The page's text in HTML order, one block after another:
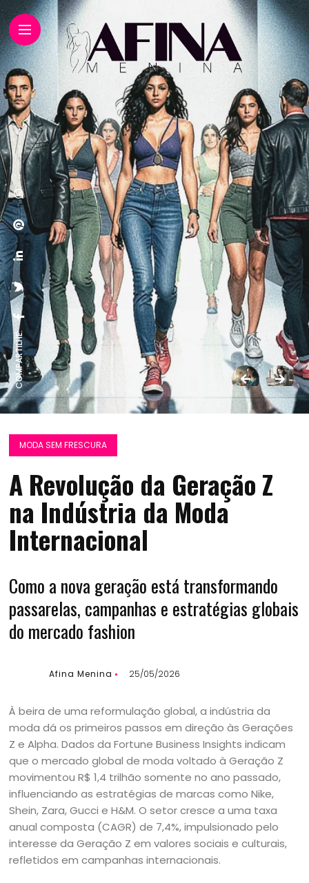
COMPARTILHE:
MODA SEM FRESCURA
A Revolução da Geração Z
na Indústria da Moda
Internacional
Como a nova geração está transformando
passarelas, campanhas e estratégias globais
do mercado fashion
Afina Menina 25/05/2026
À beira de uma reformulação global, a indústria da
moda dá os primeiros passos em direção às Gerações
Z e Alpha. Dados da Fortune Business Insights indicam
que o mercado global de moda voltado à Geração Z
movimentou R$ 1,4 trilhão somente no ano passado,
influenciando as estratégias de marcas como Nike,
Shein, Zara, Gucci e H&M. O setor cresce a uma taxa
anual composta (CAGR) de 7,4%, impulsionado pelo
interesse da Geração Z em valores sociais e culturais,
refletidos em campanhas internacionais.